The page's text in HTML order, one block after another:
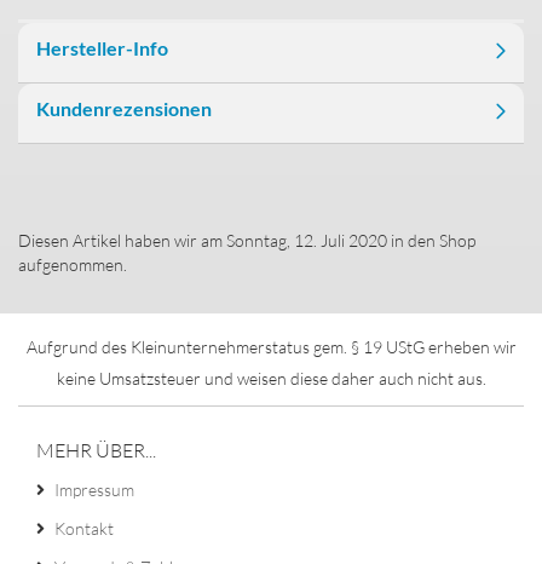
Hersteller-Info
Kundenrezensionen
Diesen Artikel haben wir am Sonntag, 12. Juli 2020 in den Shop
aufgenommen.
Aufgrund des Kleinunternehmerstatus gem. § 19 UStG erheben wir
keine Umsatzsteuer und weisen diese daher auch nicht aus.
MEHR ÜBER...
Impressum
Kontakt